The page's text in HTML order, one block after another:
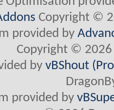
Copyright ©
provided by
Copyright © 2026
byvBShout
provided by